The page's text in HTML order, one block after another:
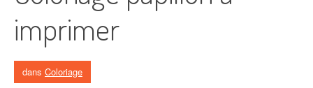
imprimer
dans Coloriage